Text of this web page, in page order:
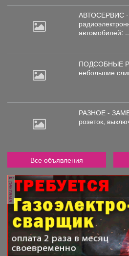
АВТОСЕРВИС -
автомобилей:
ПОДСОБНЫЕ
небольшие
РАЗНОЕ -
розеток,
Все объявления
реклама